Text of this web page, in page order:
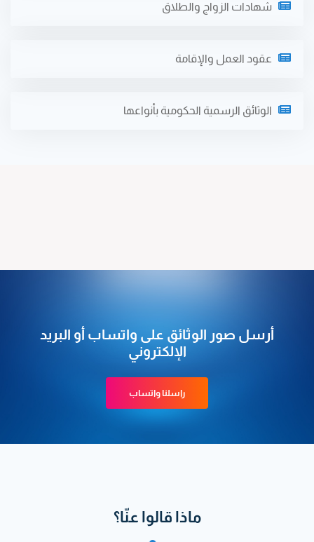
شهادات الزواج والطلاق
عقود العمل والإقامة
الوثائق الرسمية الحكومية بأنواعها
أرسل صور الوثائق على واتساب أو البريد
الإلكتروني
راسلنا واتساب
ماذا قالوا عنّا؟